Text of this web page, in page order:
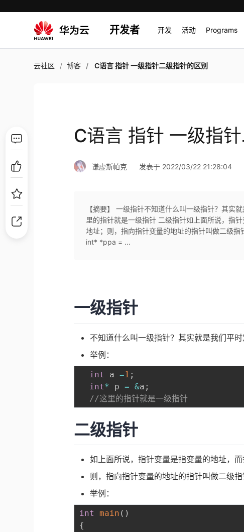
开发者 开发 活动 Programs
云社区 博客 C语言 指针 一级指针二级指针的区别
C语言 指针 一级指
谦虚斯帕克 发表于 2022/03/22 21:28:04
【摘要】 一级指针不知道什么叫一级指针？其
里的指针就是一级指针 二级指针如上面所说，指
地址；则，指向指针变量的地址的指针叫做二级
int* *ppa = ...
一级指针
不知道什么叫一级指针？其实就是我们平
举例：
int a =1 ;
int* p = &a ;
//这里的指针就是一级指针
二级指针
如上面所说，指针变量是指变量的地址，
则，指向指针变量的地址的指针叫做二级指
举例：
int main ( )
{